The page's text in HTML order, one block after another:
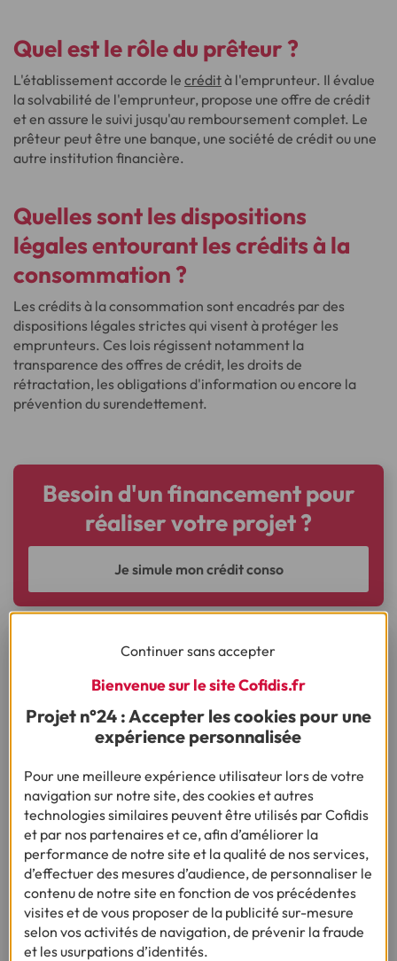
Quel est le rôle du prêteur ?
L'établissement accorde le crédità l'emprunteur. Il évalue
la solvabilité de l'emprunteur, propose une offre de crédit
et en assure le suivi jusqu'au remboursement complet. Le
prêteur peut être une banque, une société de crédit ou une
autre institution financière.
Quelles sont les dispositions
légales entourant les crédits à la
consommation ?
Les crédits à la consommation sont encadrés par des
dispositions légales strictes qui visent à protéger les
emprunteurs. Ces lois régissent notamment la
transparence des offres de crédit, les droits de
rétractation, les obligations d'information ou encore la
prévention du surendettement.
Besoin d'un financement pour
réaliser votre projet ?
Je simule mon crédit conso
Ça pourrait vous intéresser
Vous nous avez posé la question, on vous
répond !
Besoin d'en savoir plus sur le crédit ?
(1) Vous recevrez ensuite un contrat pré-rempli qu'il vous faudra nous
Continuer sans accepter
Bienvenue sur le site Cofidis.fr
Projet n°24 : Accepter les cookies pour une
expérience personnalisée
Pour une meilleure expérience utilisateur lors de votre
navigation sur notre site, des cookies et autres
technologies similaires peuvent être utilisés par Cofidis
et par nos partenaires et ce, afin d’améliorer la
performance de notre site et la qualité de nos services,
d’effectuer des mesures d’audience, de personnaliser le
contenu de notre site en fonction de vos précédentes
visites et de vous proposer de la publicité sur-mesure
selon vos activités de navigation, de prévenir la fraude
et les usurpations d’identités.